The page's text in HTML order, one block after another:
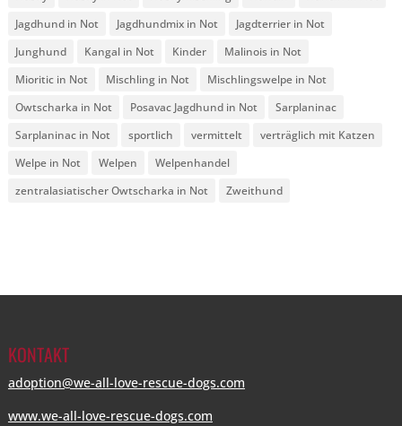
Jagdhund in Not
Jagdhundmix in Not
Jagdterrier in Not
Junghund
Kangal in Not Kinder
Malinois in Not
Mioritic in Not
Mischling in Not
Mischlingswelpe in Not
Owtscharka in Not
Posavac Jagdhund in Not
Sarplaninac
Sarplaninac in Not
sportlich vermittelt
verträglich mit Katzen
Welpe in Not
Welpen
Welpenhandel
zentralasiatischer Owtscharka in Not
Zweithund
KONTAKT
adoption@we-all-love-rescue-dogs.com
www.we-all-love-rescue-dogs.com